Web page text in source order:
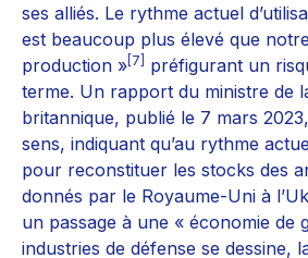
ses alliés. Le rythme actuel
est beaucoup plus élevé que
production »[7] préfigurant un
terme. Un rapport du ministre de
britannique, publié le 7 mars
sens, indiquant qu’au rythme
pour reconstituer les stocks des
donnés par le Royaume-Uni à
un passage à une « économie de
industries de défense se dessine,